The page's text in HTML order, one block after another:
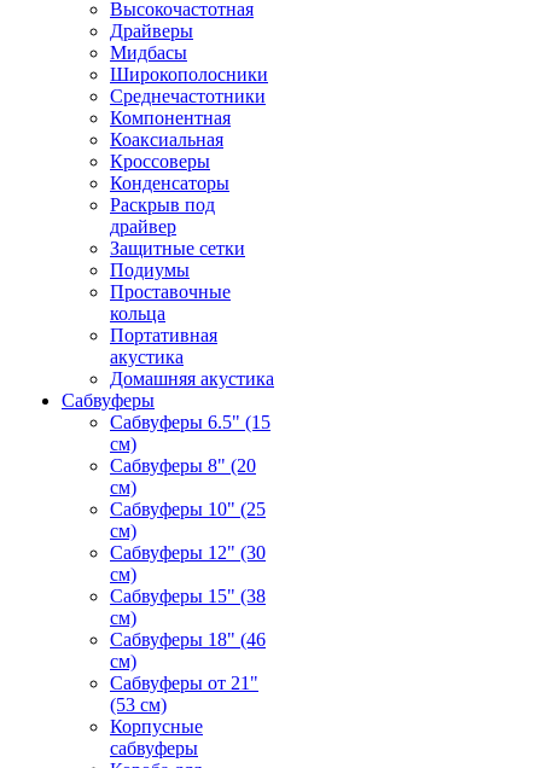
Высокочастотная
Драйверы
Мидбасы
Широкополосники
Среднечастотники
Компонентная
Коаксиальная
Кроссоверы
Конденсаторы
Раскрыв под
драйвер
Защитные сетки
Подиумы
Проставочные
кольца
Портативная
акустика
Домашняя акустика
Сабвуферы
Сабвуферы 6.5" (15
см)
Сабвуферы 8" (20
см)
Сабвуферы 10" (25
см)
Сабвуферы 12" (30
см)
Сабвуферы 15" (38
см)
Сабвуферы 18" (46
см)
Сабвуферы от 21"
(53 см)
Корпусные
сабвуферы